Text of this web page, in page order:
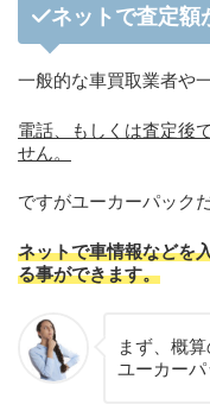
ネットで査定額
一般的な車買取業者や
電話、もしくは査定後
せん。
ですがユーカーパックだ
ネットで車情報などを
る事ができます。
まず、概
ユーカー